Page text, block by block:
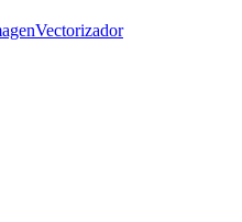
Vectorizador